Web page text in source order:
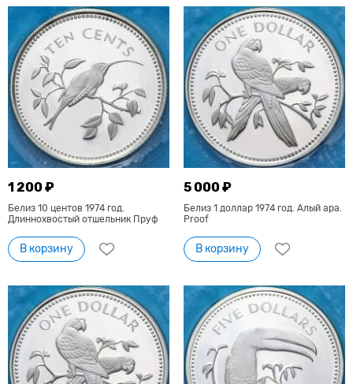
1 200 ₽
Белиз 10 центов 1974 год.
Длиннохвостый отшельник Пруф
В корзину
5 000 ₽
Белиз 1 доллар 1974 год. Алый ара.
Proof
В корзину